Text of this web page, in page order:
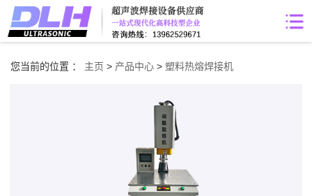
您当前的位置 ： 主页 > 产品中心 > 塑料热熔焊接机